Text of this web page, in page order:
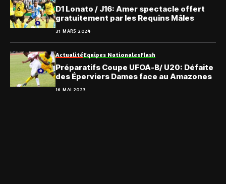
D1 Lonato / J16: Amer spectacle offert
gratuitement par les Requins Mâles
31 MARS 2024
ActualitéEquipes NationalesFlash
Préparatifs Coupe UFOA-B/ U20: Défaite
des Éperviers Dames face au Amazones
16 MAI 2023